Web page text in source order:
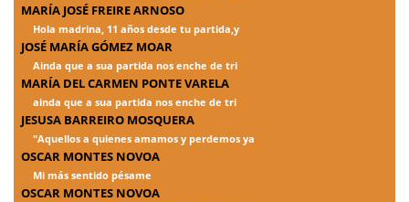
MARÍA JOSÉ FREIRE ARNOSO
Hola madrina, 11 años desde tu partida,y
JOSÉ MARÍA GÓMEZ MOAR
Ainda que a sua partida nos enche de tri
MARÍA DEL CARMEN PONTE VARELA
ainda que a sua partida nos enche de tri
JESUSA BARREIRO MOSQUERA
"Aquellos a quienes amamos y perdemos ya
OSCAR MONTES NOVOA
Mi más sentido pésame
OSCAR MONTES NOVOA